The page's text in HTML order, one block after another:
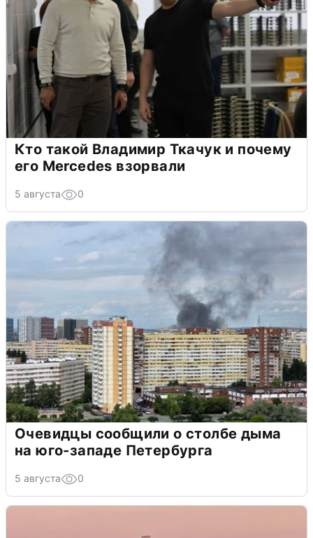
Кто такой Владимир Ткачук и почему
его Mercedes взорвали
5 августа 0
Очевидцы сообщили о столбе дыма
на юго-западе Петербурга
5 августа 0